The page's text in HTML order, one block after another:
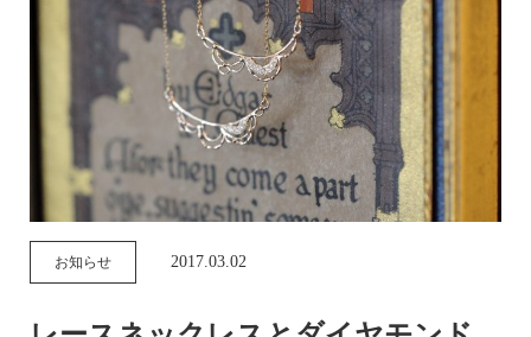
お知らせ 2017.03.02